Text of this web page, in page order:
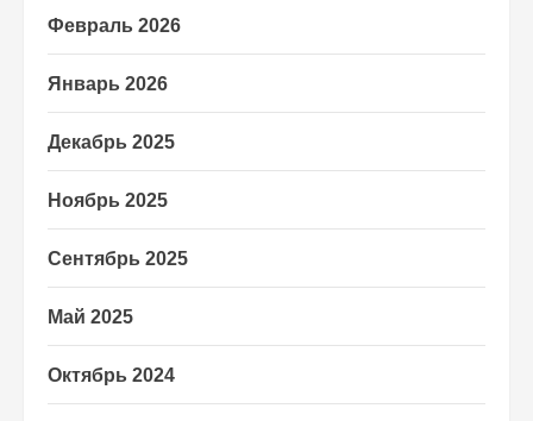
Февраль 2026
Январь 2026
Декабрь 2025
Ноябрь 2025
Сентябрь 2025
Май 2025
Октябрь 2024